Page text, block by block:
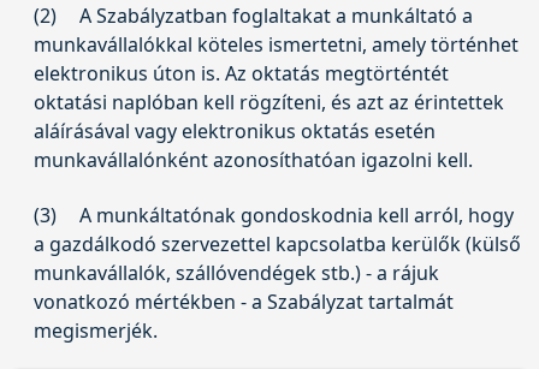
(2)
A Szabályzatban foglaltakat a munkáltató a
munkavállalókkal köteles ismertetni, amely történhet
elektronikus úton is. Az oktatás megtörténtét
oktatási naplóban kell rögzíteni, és azt az érintettek
aláírásával vagy elektronikus oktatás esetén
munkavállalónként azonosíthatóan igazolni kell.
(3)
A munkáltatónak gondoskodnia kell arról, hogy
a gazdálkodó szervezettel kapcsolatba kerülők (külső
munkavállalók, szállóvendégek stb.) - a rájuk
vonatkozó mértékben - a Szabályzat tartalmát
megismerjék.